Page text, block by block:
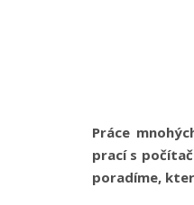
Práce
prací s
poradíme,